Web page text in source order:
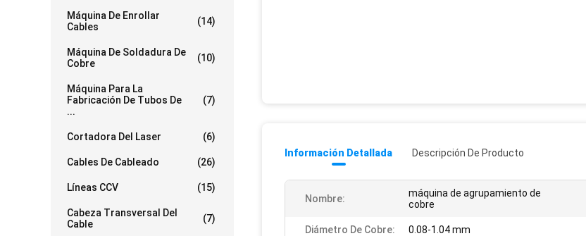
Máquina De Enrollar
Cables
(14)
Máquina De Soldadura De
Cobre
(10)
Máquina Para La
Fabricación De Tubos De
...
(7)
Cortadora Del Laser (6)
Cables De Cableado (26)
Líneas CCV (15)
Cabeza Transversal Del
Cable
(7)
Información Detallada Descripción De Producto
Nombre:
máquina de agrupamiento de
cobre
Diámetro De Cobre: 0.08-1.04 mm